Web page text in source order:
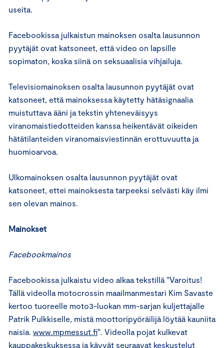
useita.
Facebookissa julkaistun mainoksen osalta lausunnon
pyytäjät ovat katsoneet, että video on lapsille
sopimaton, koska siinä on seksuaalisia vihjailuja.
Televisiomainoksen osalta lausunnon pyytäjät ovat
katsoneet, että mainoksessa käytetty hätäsignaalia
muistuttava ääni ja tekstin yhteneväisyys
viranomaistiedotteiden kanssa heikentävät oikeiden
hätätilanteiden viranomaisviestinnän erottuvuutta ja
huomioarvoa.
Ulkomainoksen osalta lausunnon pyytäjät ovat
katsoneet, ettei mainoksesta tarpeeksi selvästi käy ilmi
sen olevan mainos.
Mainokset
Facebookmainos
Facebookissa julkaistu video alkaa tekstillä ”Varoitus!
Tällä videolla motocrossin maailmanmestari Kim Savaste
kertoo tuoreelle moto3-luokan mm-sarjan kuljettajalle
Patrik Pulkkiselle, mistä moottoripyöräilijä löytää kauniita
naisia. www.mpmessut.fi”. Videolla pojat kulkevat
kauppakeskuksessa ja käyvät seuraavat keskustelut